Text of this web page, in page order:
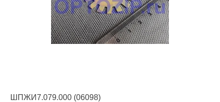
ШПЖИ7.079.000 (06098)